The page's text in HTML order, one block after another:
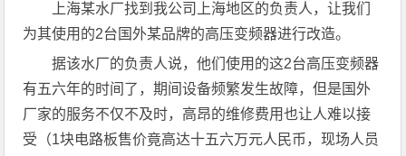
上海某水厂找到我公司上海地区的负责人，让我们
为其使用的2台国外某品牌的高压变频器进行改造。
据该水厂的负责人说，他们使用的这2台高压变频器
有五六年的时间了，期间设备频繁发生故障，但是国外
厂家的服务不仅不及时，高昂的维修费用也让人难以接
受（1块电路板售价竟高达十五六万元人民币，现场人员